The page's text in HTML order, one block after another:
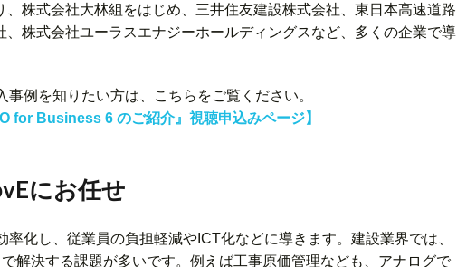
、株式会社大林組をはじめ、三井住友建設株式会社、東日本高速道路
、株式会社ユーラスエナジーホールディングスなど、多くの企業で導
例を知りたい方は、こちらをご覧ください。
for Business 6 のご紹介』視聴申込みページ】
にお任せ
化し、従業員の負担軽減やICT化などに導きます。建設業界では、
解決する課題が多いです。例えば工事原価管理なども、アナログで